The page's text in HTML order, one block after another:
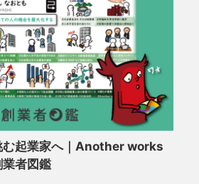
む起業家へ｜Another works
者図鑑